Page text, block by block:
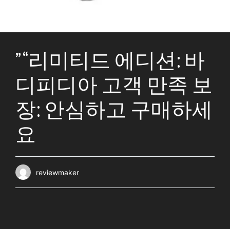
” “리미티드 에디션: 바
디피디아 고객 만족 보
장: 안심하고 구매하세
요
reviewmaker